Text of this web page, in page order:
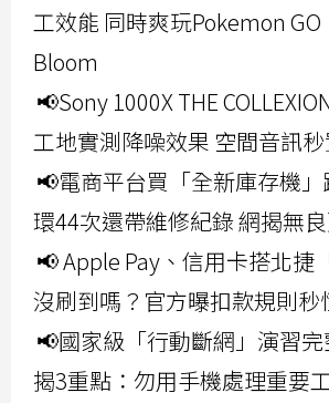
工效能 同時爽玩Pokemon
Bloom
📢Sony 1000X THE
工地實測降噪效果 空間音訊
📢電商平台買「全新庫存機
環44次還帶維修紀錄 網揭無
📢 Apple Pay、信用卡搭北捷
沒刷到嗎？官方曝扣款規則秒
📢國家級「行動斷網」演習完
揭3重點：勿用手機處理重要